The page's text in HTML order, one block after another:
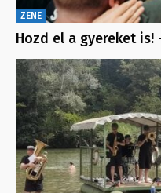
ZENE
Hozd el a gyereket